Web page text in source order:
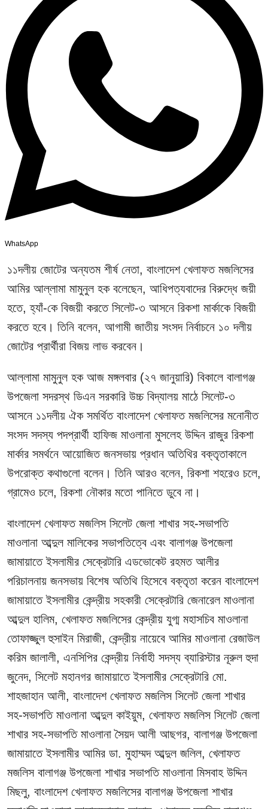
WhatsApp
১১দলীয় জোটের অন্যতম শীর্ষ নেতা, বাংলাদেশ খেলাফত মজলিসের
আমির আল্লামা মামুনুল হক বলেছেন, আধিপত্যবাদের বিরুদ্ধে জয়ী
হতে, হ্যাঁ-কে বিজয়ী করতে সিলেট-৩ আসনে রিকশা মার্কাকে বিজয়ী
করতে হবে। তিনি বলেন, আগামী জাতীয় সংসদ নির্বাচনে ১০ দলীয়
জোটের প্রার্থীরা বিজয় লাভ করবেন।
আল্লামা মামুনুল হক আজ মঙ্গলবার (২৭ জানুয়ারি) বিকালে বালাগঞ্জ
উপজেলা সদরস্থ ডিএন সরকারি উচ্চ বিদ্যালয় মাঠে সিলেট-৩
আসনে ১১দলীয় ঐক সমর্থিত বাংলাদেশ খেলাফত মজলিসের মনোনীত
সংসদ সদস্য পদপ্রার্থী হাফিজ মাওলানা মুসলেহ উদ্দিন রাজুর রিকশা
মার্কার সমর্থনে আয়োজিত জনসভায় প্রধান অতিথির বক্তৃতাকালে
উপরোক্ত কথাগুলো বলেন। তিনি আরও বলেন, রিকশা শহরেও চলে,
গ্রামেও চলে, রিকশা নৌকার মতো পানিতে ডুবে না।
বাংলাদেশ খেলাফত মজলিস সিলেট জেলা শাখার সহ-সভাপতি
মাওলানা আব্দুল মালিকের সভাপতিত্বে এবং বালাগঞ্জ উপজেলা
জামায়াতে ইসলামীর সেক্রেটারি এডভোকেট রহমত আলীর
পরিচালনায় জনসভায় বিশেষ অতিথি হিসেবে বক্তৃতা করেন বাংলাদেশ
জামায়াতে ইসলামীর কেন্দ্রীয় সহকারী সেক্রেটারি জেনারেল মাওলানা
আব্দুল হালিম, খেলাফত মজলিসের কেন্দ্রীয় যুগ্ম মহাসচিব মাওলানা
তোফাজ্জুল হুসাইন মিরাজী, কেন্দ্রীয় নায়েবে আমির মাওলানা রেজাউল
করিম জালালী, এনসিপির কেন্দ্রীয় নির্বাহী সদস্য ব্যারিস্টার নূরুল হুদা
জুনেদ, সিলেট মহানগর জামায়াতে ইসলামীর সেক্রেটারি মো.
শাহজাহান আলী, বাংলাদেশ খেলাফত মজলিস সিলেট জেলা শাখার
সহ-সভাপতি মাওলানা আব্দুল কাইয়ুম, খেলাফত মজলিস সিলেট জেলা
শাখার সহ-সভাপতি মাওলানা সৈয়দ আলী আছগর, বালাগঞ্জ উপজেলা
জামায়াতে ইসলামীর আমির ডা. মুহাম্মদ আব্দুল জলিল, খেলাফত
মজলিস বালাগঞ্জ উপজেলা শাখার সভাপতি মাওলানা মিসবাহ উদ্দিন
মিছলু, বাংলাদেশ খেলাফত মজলিসের বালাগঞ্জ উপজেলা শাখার